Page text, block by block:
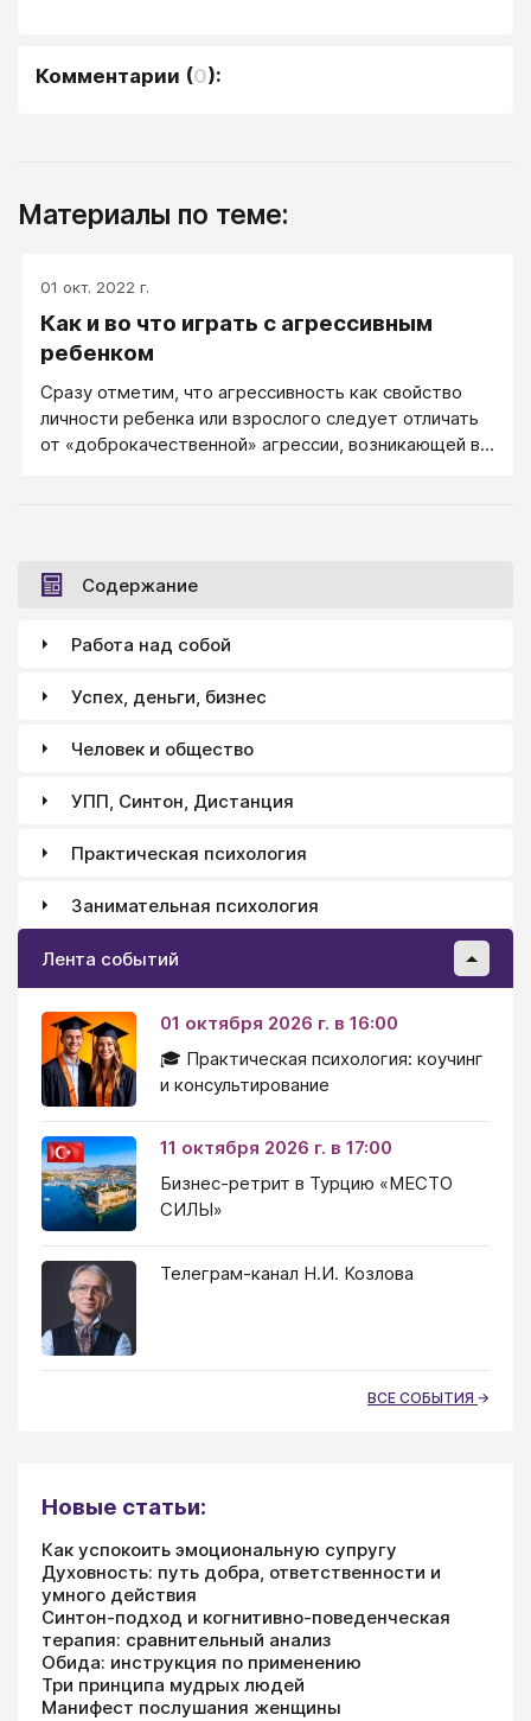
Комментарии (0):
Материалы по теме:
01 окт. 2022 г.
Как и во что играть с агрессивным
ребенком
Сразу отметим, что агрессивность как свойство
личности ребенка или взрослого следует отличать
от «доброкачественной» агрессии, возникающей в
ребенка.Содержание
Работа над собой
Успех, деньги, бизнес
Человек и общество
УПП, Синтон, Дистанция
Практическая психология
Занимательная психология
Лента событий
01 октября 2026 г. в 16:00
🎓 Практическая психология: коучинг
и консультирование
11 октября 2026 г. в 17:00
Бизнес-ретрит в Турцию «МЕСТО
СИЛЫ»
Телеграм-канал Н.И. Козлова
ВСЕ СОБЫТИЯ
Новые статьи:
Как успокоить эмоциональную супругу
Духовность: путь добра, ответственности и
умного действия
Синтон-подход и когнитивно-поведенческая
терапия: сравнительный анализ
Обида: инструкция по применению
Три принципа мудрых людей
Манифест послушания женщины